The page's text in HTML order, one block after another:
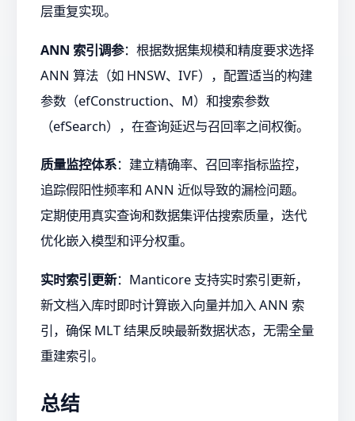
层重复实现。
ANN 索引调参：根据数据集规模和精度要求选择
ANN 算法（如 HNSW、IVF），配置适当的构建
参数（efConstruction、M）和搜索参数
（efSearch），在查询延迟与召回率之间权衡。
质量监控体系：建立精确率、召回率指标监控，
追踪假阳性频率和 ANN 近似导致的漏检问题。
定期使用真实查询和数据集评估搜索质量，迭代
优化嵌入模型和评分权重。
实时索引更新：Manticore 支持实时索引更新，
新文档入库时即时计算嵌入向量并加入 ANN 索
引，确保 MLT 结果反映最新数据状态，无需全量
重建索引。
总结